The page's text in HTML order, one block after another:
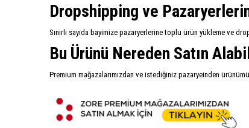
Dropshipping ve
Sınırlı sayıda bayimize pazaryerlerine toplu ürün yükleme ve
Bu Ürünü Nereden Satın
Premium mağazalarımızdan ve istediğiniz pazaryeinden